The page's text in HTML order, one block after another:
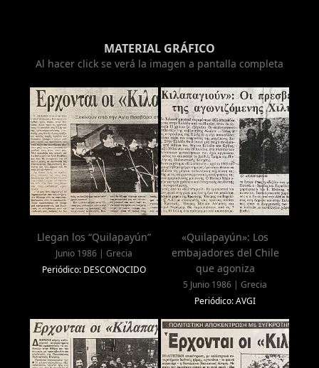
MATERIAL GRÁFICO
Al hacer click se verá la imagen a pantalla completa
Llegan los “Quilapayún”
Junio 1986 | Grecia
Periódico: DESCONOCIDO
«Quilapayún»: Los
embajadores del Chile
que agoniza
5 Junio 1986 | Grecia
Periódico: AVGI